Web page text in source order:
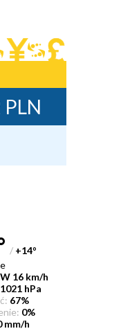
PLN
/ +14°
16 km/h
1021 hPa
67%
0%
mm/h